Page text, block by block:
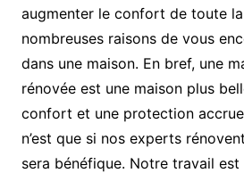
augmenter le confort de toute
nombreuses raisons de vous
dans une maison. En bref, une
rénovée est une maison plus
confort et une protection
n’est que si nos experts
sera bénéfique. Notre travail